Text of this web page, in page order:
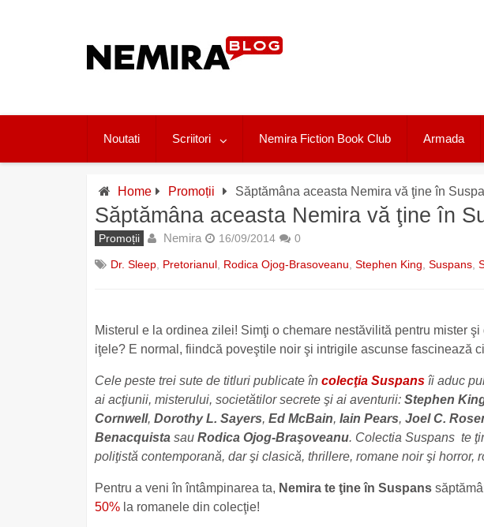
Noutati Scriitori Nemira Fiction Book Club Armada
Home Promoții Săptămâna aceasta Nemira vă ţine în
Săptămâna aceasta Nemira vă ţine în
Promoții Nemira 16/09/2014 0
Dr. Sleep Pretorianul Rodica Ojog-Brasoveanu Stephen King Suspans
Misterul e la ordinea zilei! Simţi o chemare nestăvilită pentru mister
iţele? E normal, fiindcă poveştile noir şi intrigile ascunse fascinează
Cele peste trei sute de titluri publicate în colecţia Suspans îi aduc
ai acţiunii, misterului, societătilor secrete şi ai aventurii: Stephen
Cornwell, Dorothy L. Sayers, Ed McBain, Iain Pears, Joel C.
Benacquista sau Rodica Ojog-Braşoveanu. Colectia Suspans te
poliţistă contemporană, dar şi clasică, thrillere, romane noir şi horror,
Pentru a veni în întâmpinarea ta, Nemira te ţine în Suspans
50% la romanele din colecţie!